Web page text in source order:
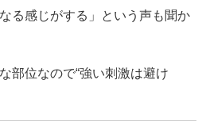
る感じがする」という声も聞か
部位なので“強い刺激は避け